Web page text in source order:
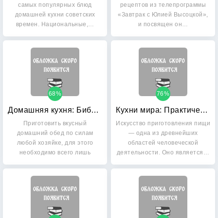
самых популярных блюд
домашней кухни советских
времен. Национальные,…
рецептов из телепрограммы
«Завтрак с Юлией Высоцкой»,
и посвящен он…
Домашняя кухня: Библия семейного счастья
68%
Приготовить вкусный
домашний обед по силам
любой хозяйке, для этого
необходимо всего лишь
Кухни мира: Практическая энциклопедия кулинарии
76%
Искусство приготовления пищи
— одна из древнейших
областей человеческой
деятельности. Оно является…